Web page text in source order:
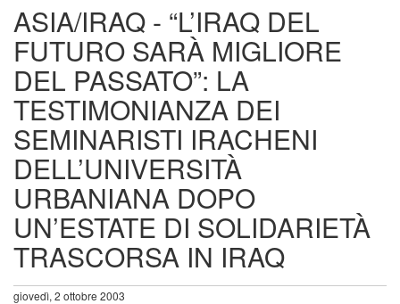
ASIA/IRAQ - “L’IRAQ DEL
FUTURO SARÀ MIGLIORE
DEL PASSATO”: LA
TESTIMONIANZA DEI
SEMINARISTI IRACHENI
DELL’UNIVERSITÀ
URBANIANA DOPO
UN’ESTATE DI SOLIDARIETÀ
TRASCORSA IN IRAQ
giovedì, 2 ottobre 2003